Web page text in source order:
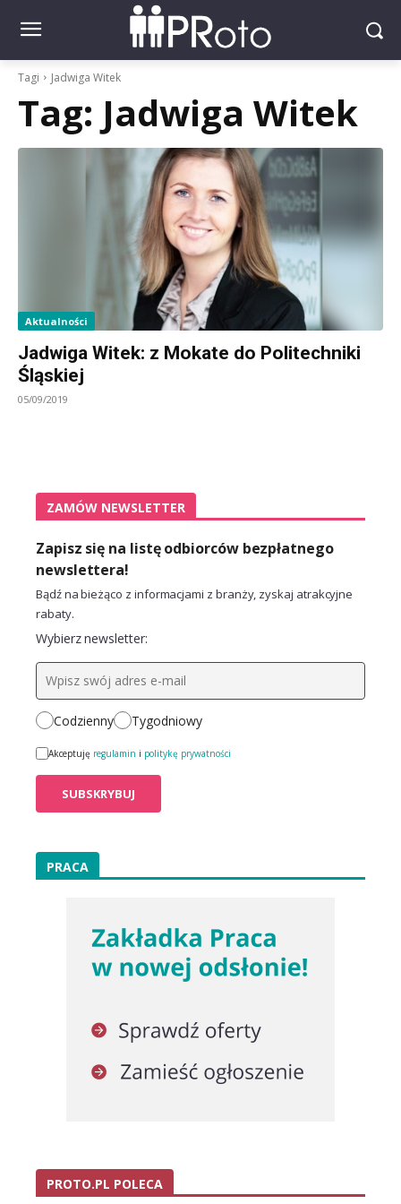
Tagi Jadwiga Witek
Tag: Jadwiga Witek
Aktualności
Jadwiga Witek: z Mokate do Politechniki
Śląskiej
05/09/2019
ZAMÓW NEWSLETTER
Zapisz się na listę odbiorców bezpłatnego
newslettera!
Bądź na bieżąco z informacjami z branży, zyskaj atrakcyjne
rabaty.
Wybierz newsletter:
Codzienny Tygodniowy
Akceptuję regulamin i politykę prywatności
PRACA
PROTO.PL POLECA